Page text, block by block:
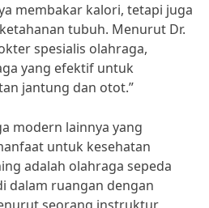
membakar kalori, tetapi juga
tubuh. Menurut Dr.
spesialis olahraga,
yang efektif untuk
jantung dan otot.”
modern lainnya yang
untuk kesehatan
adalah olahraga sepeda
dalam ruangan dengan